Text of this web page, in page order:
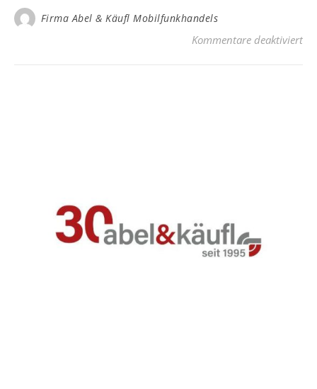
Firma Abel & Käufl Mobilfunkhandels
Kommentare deaktiviertfür